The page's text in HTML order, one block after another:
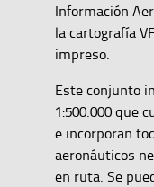
Información
la cartografía
impreso.
Este conjunto
1:500.000 que
e incorporan
aeronáuticos
en ruta. Se